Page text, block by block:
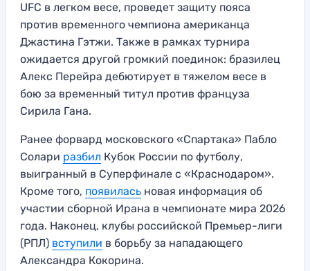
UFC в легком весе, проведет защиту пояса
против временного чемпиона американца
Джастина Гэтжи. Также в рамках турнира
ожидается другой громкий поединок: бразилец
Алекс Перейра дебютирует в тяжелом весе в
бою за временный титул против француза
Сирила Гана.
Ранее форвард московского «Спартака» Пабло
Солари разбил Кубок России по футболу,
выигранный в Суперфинале с «Краснодаром».
Кроме того, появилась новая информация об
участии сборной Ирана в чемпионате мира 2026
года. Наконец, клубы российской Премьер-лиги
(РПЛ) вступили в борьбу за нападающего
Александра Кокорина.